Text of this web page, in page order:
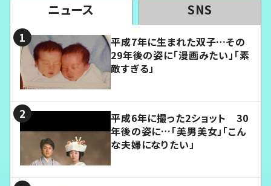
ニュース SNS
平成7年に生まれた双子…その
29年後の姿に「漫画みたい」「素
敵すぎる」
平成6年に撮った2ショット 30
年後の姿に…「美男美女」「こん
な夫婦になりたい」